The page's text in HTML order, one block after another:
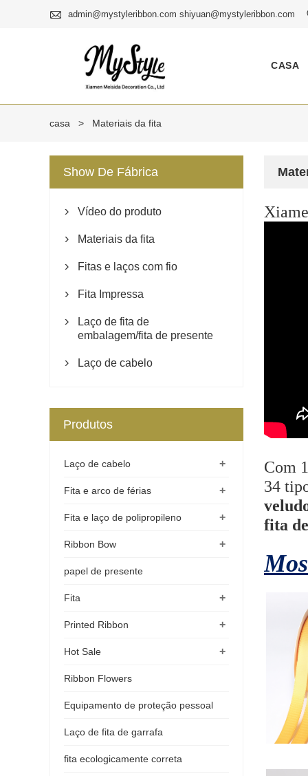
 admin@mystyleribbon.com shiyuan@mystyleribbon.com
CASA
casa > Materiais da fita
Com
34
fita
Show De Fábrica
 Vídeo do produto
 Materiais da fita
 Fitas e laços com fio
 Fita Impressa

Laço de fita de
embalagem/fita de presente
 Laço de cabelo
Produtos
+
Laço de cabelo
+
Fita e arco de férias
+
Fita e laço de polipropileno
+
Ribbon Bow
papel de presente
+
Fita
+
Printed Ribbon
+
Hot Sale
Ribbon Flowers
Equipamento de proteção pessoal
Laço de fita de garrafa
fita ecologicamente correta